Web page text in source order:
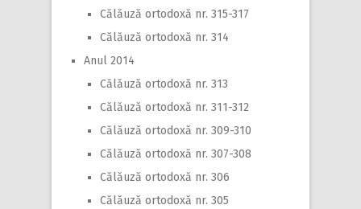
Călăuză ortodoxă nr. 315-317
Călăuză ortodoxă nr. 314
Anul 2014
Călăuză ortodoxă nr. 313
Călăuză ortodoxă nr. 311-312
Călăuză ortodoxă nr. 309-310
Călăuză ortodoxă nr. 307-308
Călăuză ortodoxă nr. 306
Călăuză ortodoxă nr. 305